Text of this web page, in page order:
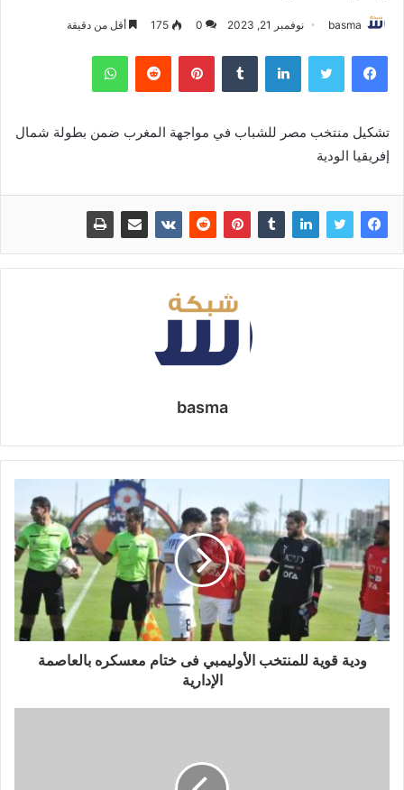
basma نوفمبر 21, 2023 0
175 أقل من دقيقة
فيسبوك تويتر لينكدإن بينتيريست واتساب
تشكيل منتخب مصر للشباب في مواجهة المغرب ضمن بطولة شمال
إفريقيا الودية
basma
ودية قوية للمنتخب الأوليمبي فى ختام معسكره بالعاصمة
الإدارية